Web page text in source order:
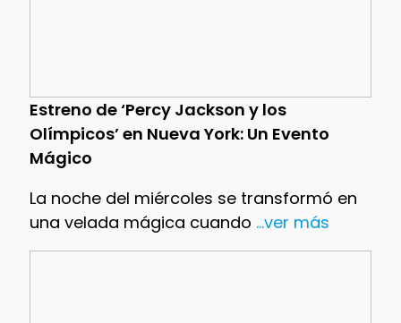
Estreno de ‘Percy Jackson y los
Olímpicos’ en Nueva York: Un Evento
Mágico
La noche del miércoles se transformó en
una velada mágica cuando ...ver más